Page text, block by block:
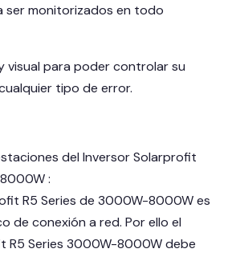
ser monitorizados en todo
visual para poder controlar su
tipo de error.
del Inversor Solarprofit
:
R5 Series de 3000W-8000W es
de conexión a red. Por ello el
R5 Series 3000W-8000W debe